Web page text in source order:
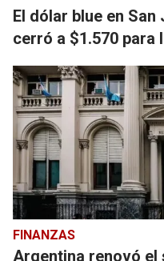
El dólar blue en
cerró a $1.570 para
FINANZAS
Argentina renovó el